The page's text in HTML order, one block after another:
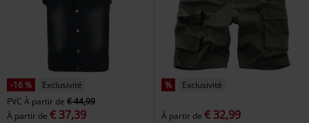
-16 %
Exclusivité
PVC À partir de € 44,99
À partir de € 37,39
% Exclusivité
À partir de € 32,99